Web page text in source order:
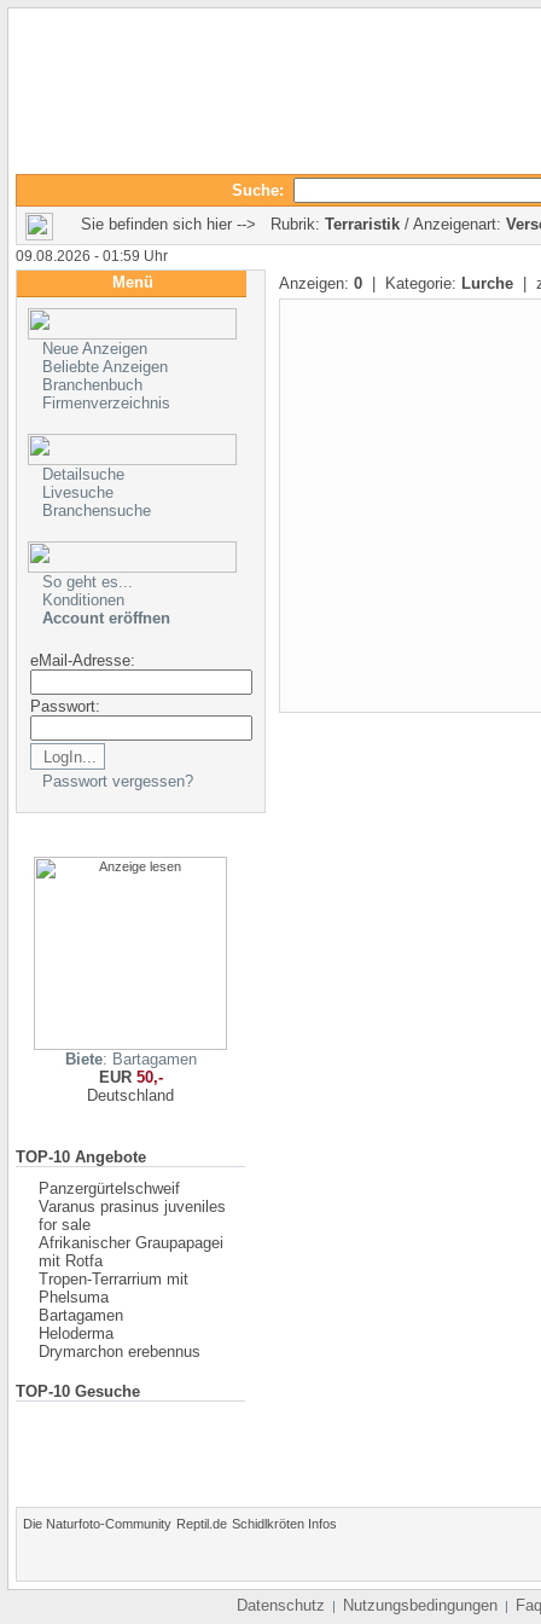
Suche:
Sie befinden sich hier --> Rubrik: Terraristik / Anzeigenart:
09.08.2026 - 01:59 Uhr
Menü
Neue Anzeigen
Beliebte Anzeigen
Branchenbuch
Firmenverzeichnis
Detailsuche
Livesuche
Branchensuche
So geht es...
Konditionen
Account eröffnen
eMail-Adresse:
Passwort:
Passwort vergessen?
Biete: Bartagamen
EUR50,-
Deutschland
TOP-10 Angebote
Panzergürtelschweif
Varanus prasinus juveniles
for sale
Afrikanischer Graupapagei
mit Rotfa
Tropen-Terrarrium mit
Phelsuma
Bartagamen
Heloderma
Drymarchon erebennus
TOP-10 Gesuche
Anzeigen: 0 | Kategorie: Lurche |
Die Naturfoto-Community Reptil.de Schidlkröten Infos
Datenschutz | Nutzungsbedingungen | Faq